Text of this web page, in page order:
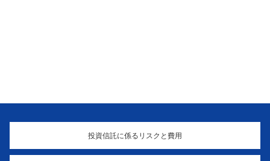
投資信託に係るリスクと費用